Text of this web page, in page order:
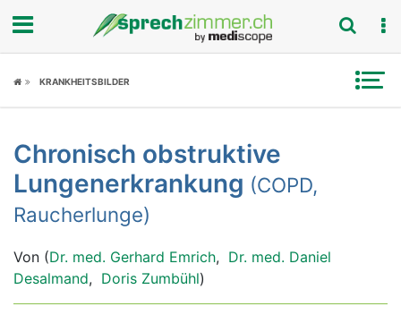
Fokus
Symptome
Untersuchungen
News
Ratgeber
KRANKHEITSBILDER
Chronisch obstruktive
Lungenerkrankung (COPD,
Raucherlunge)
Von (Dr. med. Gerhard Emrich, Dr. med. Daniel
Desalmand, Doris Zumbühl)